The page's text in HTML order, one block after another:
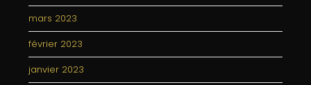
mars 2023
février 2023
janvier 2023